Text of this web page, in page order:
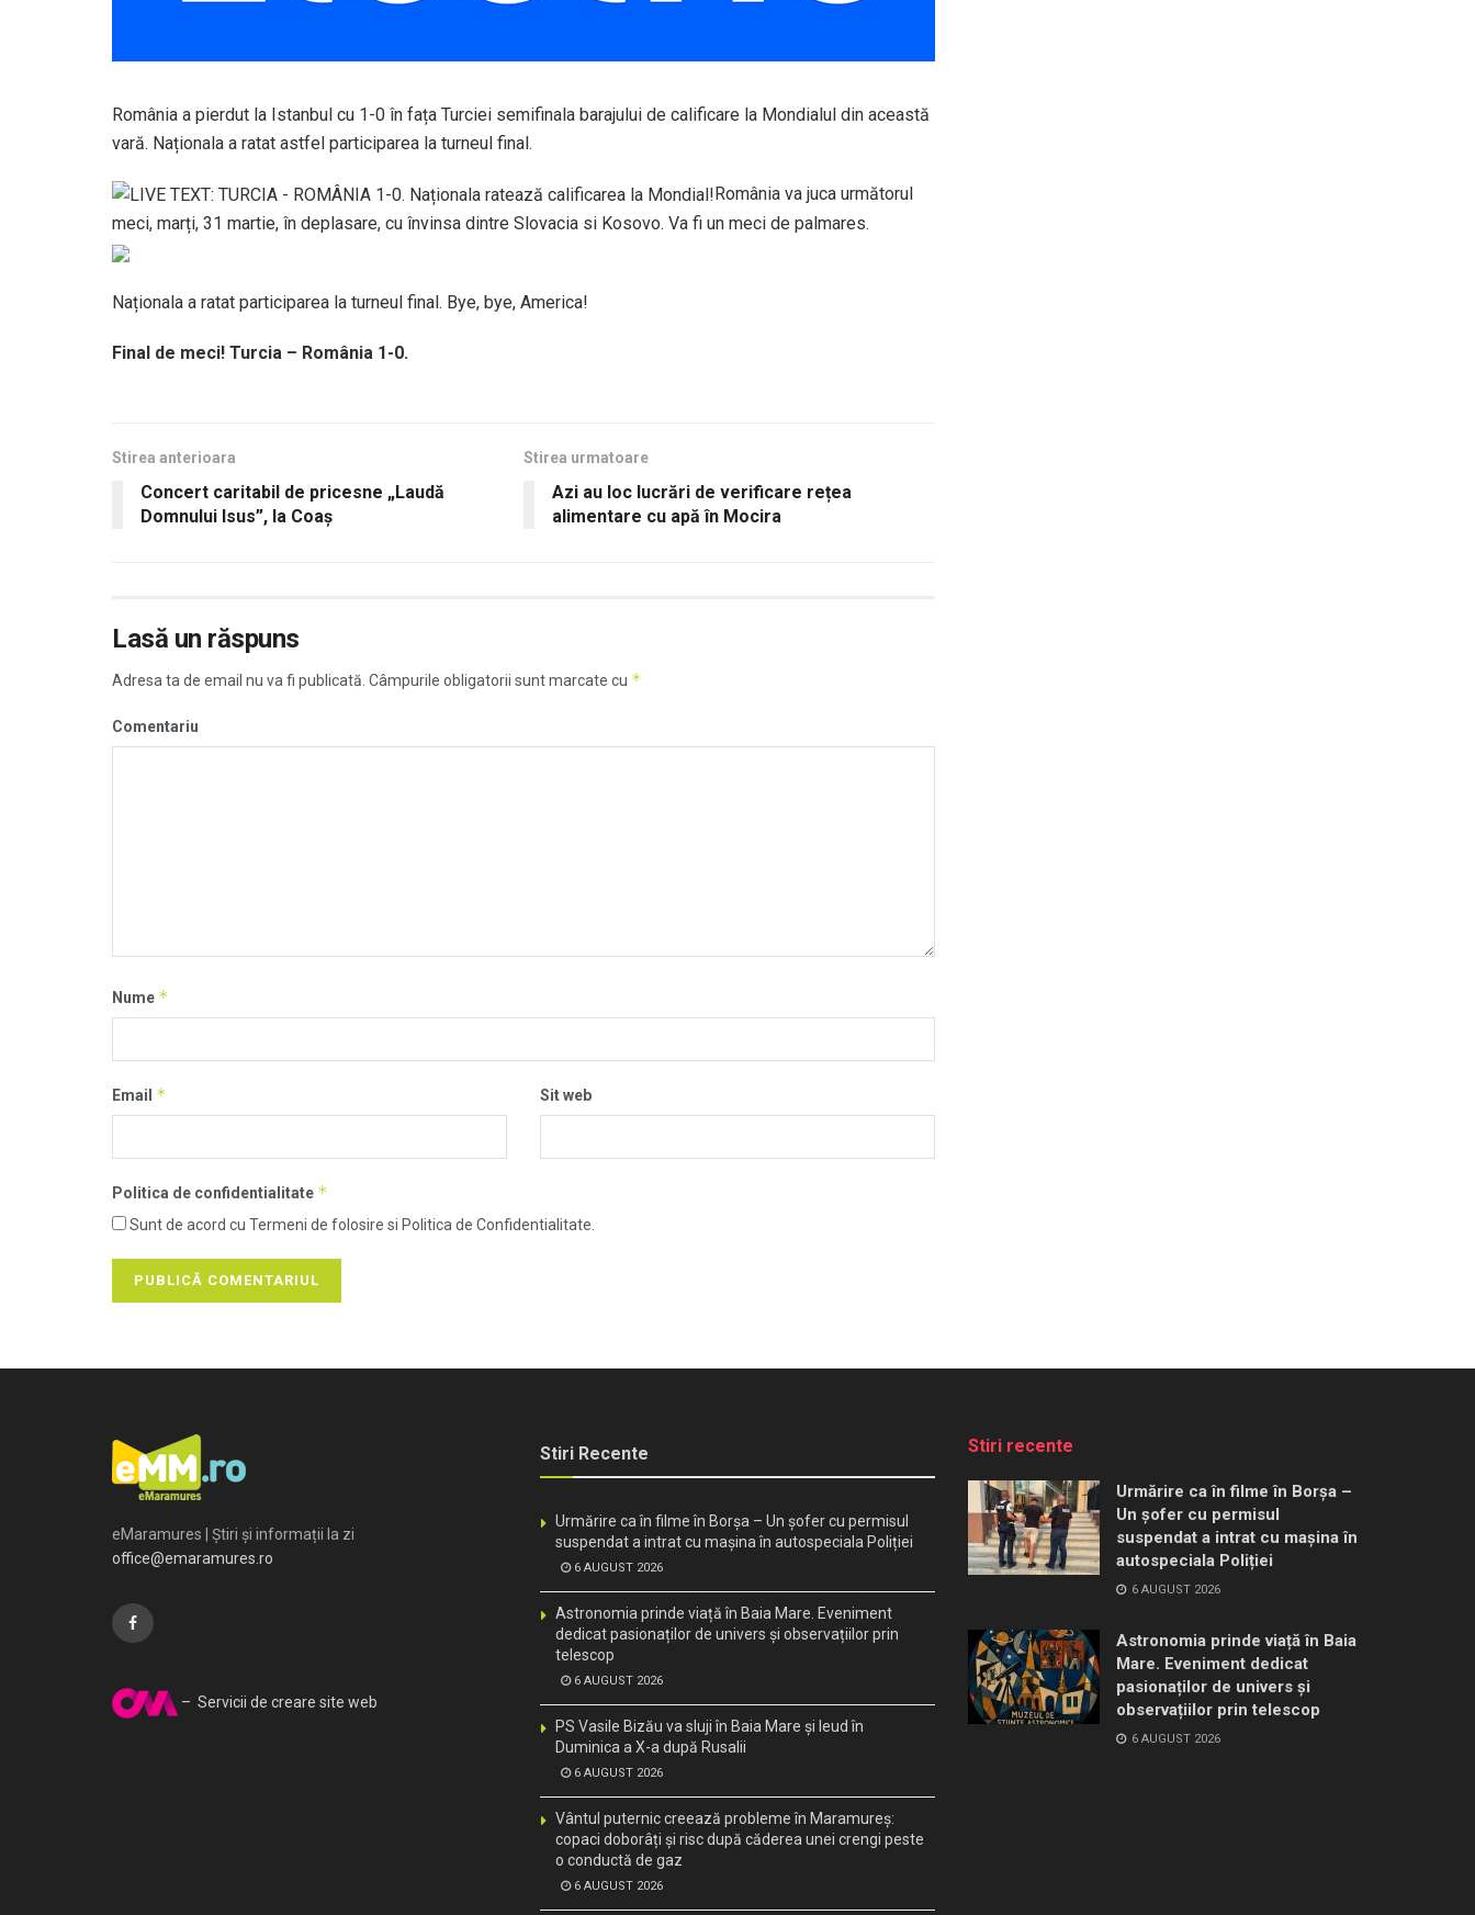
România a pierdut la Istanbul cu 1-0 în fața Turciei semifinala barajului de calificare la Mondialul din această
vară. Naționala a ratat astfel participarea la turneul final.
România va juca următorul
meci, marți, 31 martie, în deplasare, cu învinsa dintre Slovacia si Kosovo. Va fi un meci de palmares.
Naționala a ratat participarea la turneul final. Bye, bye, America!
Final de meci! Turcia – România 1-0.
Stirea anterioara
Concert caritabil de pricesne „Laudă
Domnului Isus”, la Coaș
Stirea urmatoare
Azi au loc lucrări de verificare rețea
alimentare cu apă în Mocira
Lasă un răspuns
Adresa ta de email nu va fi publicată. Câmpurile obligatorii sunt marcate cu *
Comentariu
Nume *
Email * Sit web
Politica de confidentialitate *
Sunt de acord cu Termeni de folosire si Politica de Confidentialitate.
eMaramures | Știri și informații la zi
office@emaramures.ro
– Servicii de creare site web
Stiri Recente
Urmărire ca în filme în Borșa – Un șofer cu permisul
suspendat a intrat cu mașina în autospeciala Poliției
6 AUGUST 2026
Astronomia prinde viață în Baia Mare. Eveniment
dedicat pasionaților de univers și observațiilor prin
telescop
6 AUGUST 2026
PS Vasile Bizău va sluji în Baia Mare și Ieud în
Duminica a X-a după Rusalii
6 AUGUST 2026
Vântul puternic creează probleme în Maramureș:
copaci doborâți și risc după căderea unei crengi peste
o conductă de gaz
6 AUGUST 2026
Stiri recente
Urmărire ca în filme în Borșa –
Un șofer cu permisul
suspendat a intrat cu mașina în
autospeciala Poliției
6 AUGUST 2026
Astronomia prinde viață în Baia
Mare. Eveniment dedicat
pasionaților de univers și
observațiilor prin telescop
6 AUGUST 2026